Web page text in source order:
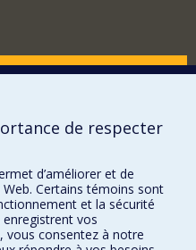
de respecter
d’améliorer et de
Certains témoins sont
et la sécurité
enregistrent vos
vous consentez à notre